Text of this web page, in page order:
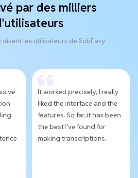
par des milliers
disent les utilisateurs de SubEasy
It worked precisely, I really
liked the interface and the
features. So far, it has been
the best I've found for
making transcriptions.